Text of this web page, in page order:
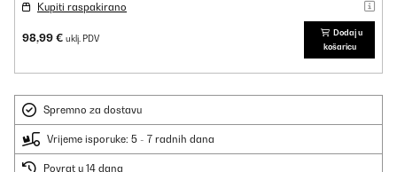
Kupiti raspakirano
98,99 € uklj. PDV
Dodaj u
košaricu
Spremno za dostavu
Vrijeme isporuke: 5 - 7 radnih dana
Povrat u 14 dana